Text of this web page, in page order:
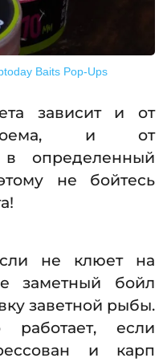
Baits Pop-Ups
зависит и от
и от
определенный
не бойтесь
не клюет на
заметный бойл
заветной рыбы.
работает, если
и карп